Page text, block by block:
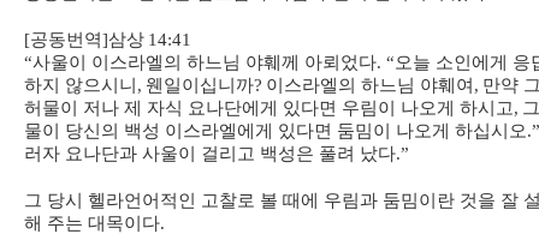
[공동번역]삼상 14:41
“사울이 이스라엘의 하느님 야훼께 아뢰었다. “오늘 소인에게 응
하지 않으시니 , 웬일이십니까? 이스라엘의 하느님 야훼여 , 만약
허물이 저나 제 자식 요나단에게 있다면 우림이 나오게 하시고,
물이 당신의 백성 이스라엘에게 있다면 둠밈이 나오게 하십시오.”
러자 요나단과 사울이 걸리고 백성은 풀려 났다.”
그 당시 헬라언어적인 고찰로 볼 때에 우림과 둠밈이란 것을 잘
해 주는 대목이다.